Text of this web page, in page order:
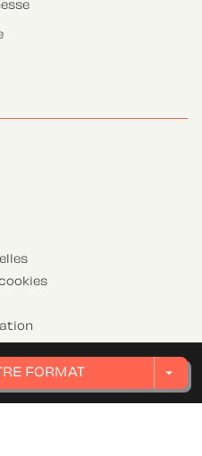
FORMAT arrow_drop_down